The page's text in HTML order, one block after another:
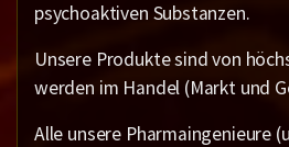
psychoaktiven Substanzen.
Unsere Produkte sind von
werden im Handel (Markt und
Alle unsere Pharmaingenieure